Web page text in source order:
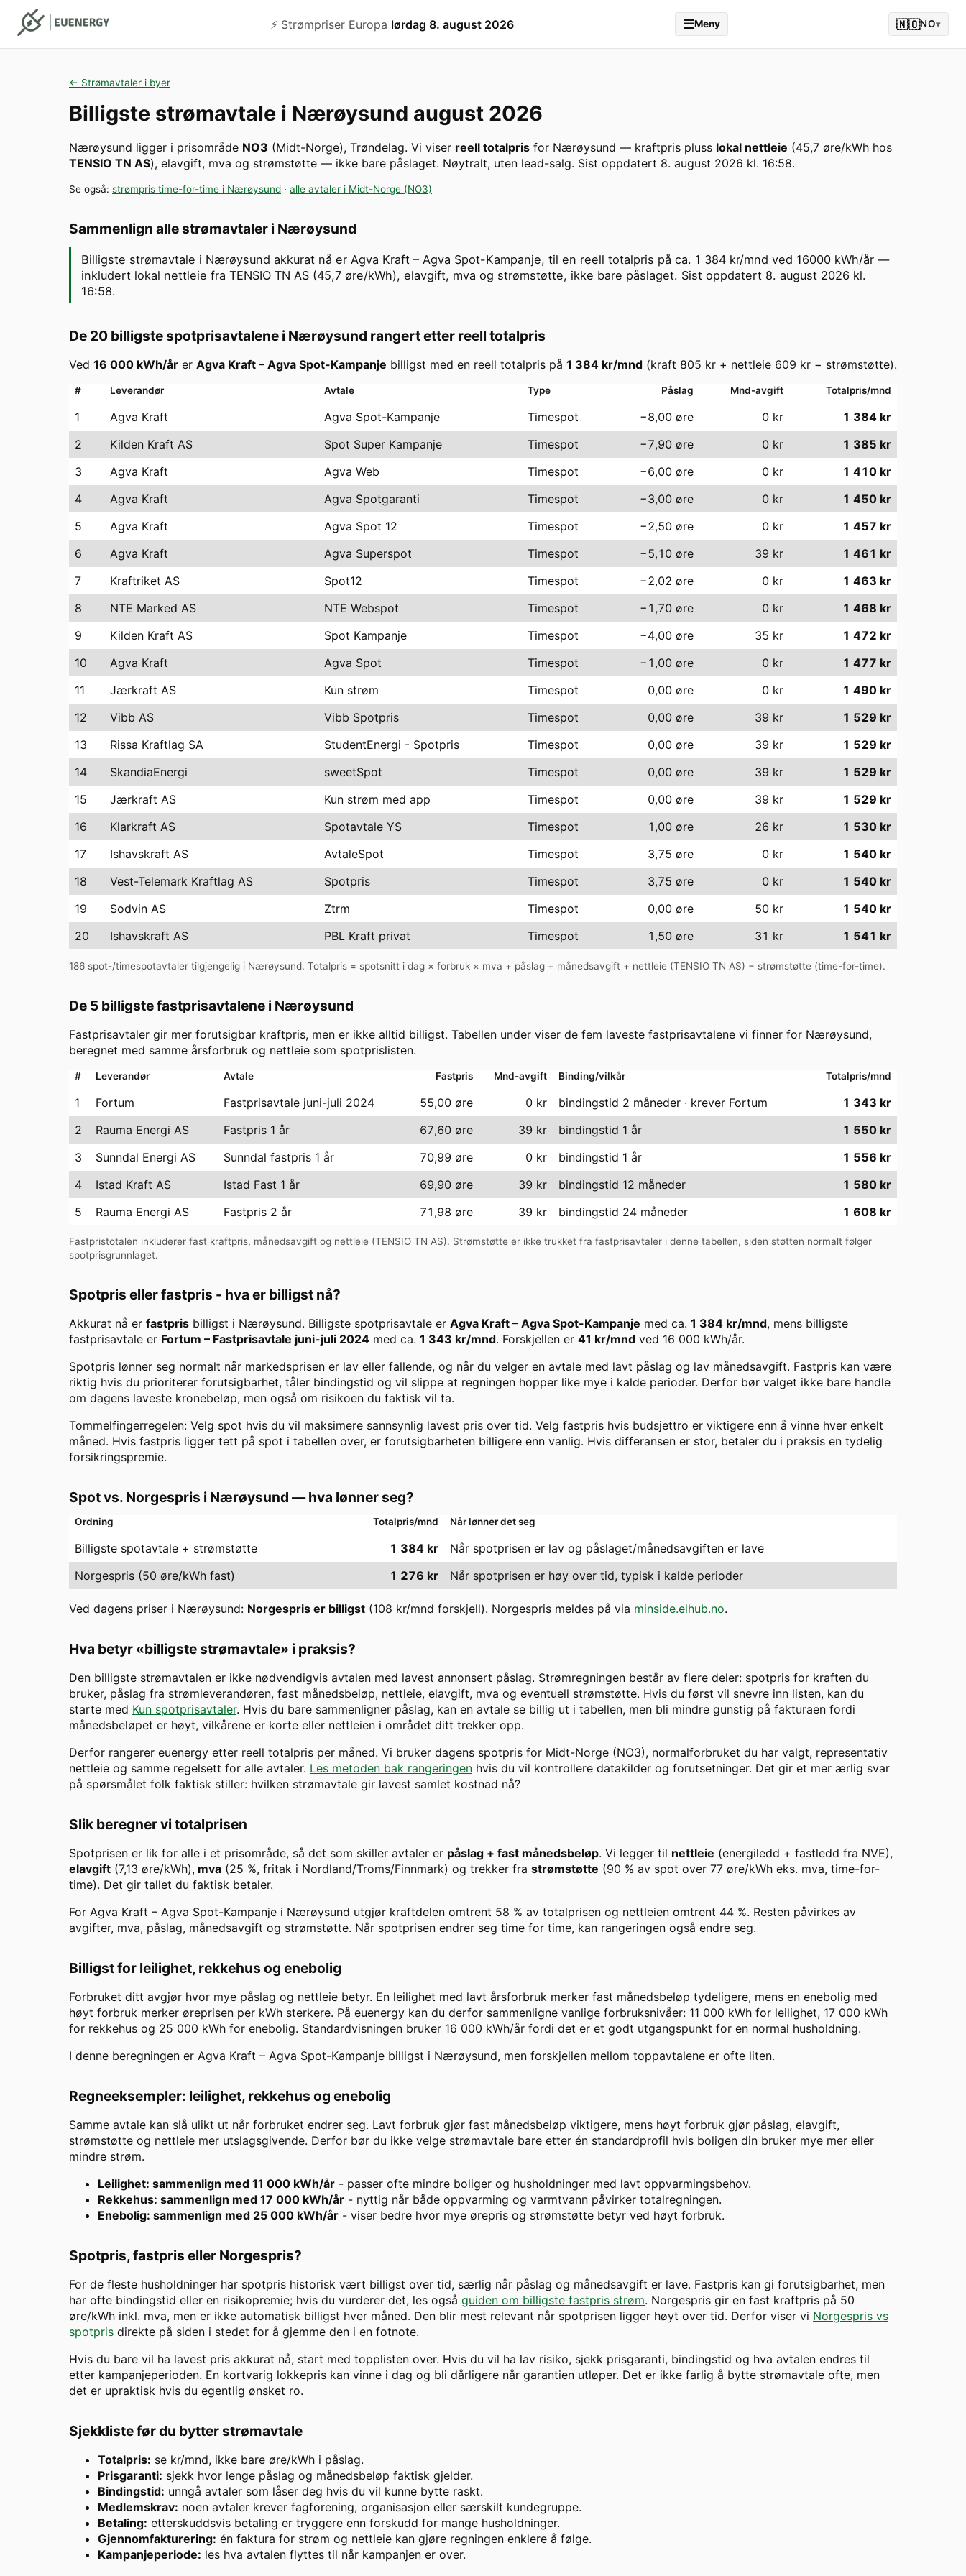
⚡️ Strømpriser Europa lørdag 8. august 2026 ☰Meny 🇳🇴NO▾
← Strømavtaler i byer
Billigste strømavtale i Nærøysund august 2026
Nærøysund ligger i prisområde NO3 (Midt-Norge), Trøndelag. Vi viser reell totalpris for Nærøysund — kraftpris pluss lokal nettleie (45,7 øre/kWh hos
TENSIO TN AS), elavgift, mva og strømstøtte — ikke bare påslaget. Nøytralt, uten lead-salg. Sist oppdatert 8. august 2026 kl. 16:58.
Se også: strømpris time-for-time i Nærøysund · alle avtaler i Midt-Norge (NO3)
Sammenlign alle strømavtaler i Nærøysund
Billigste strømavtale i Nærøysund akkurat nå er Agva Kraft – Agva Spot-Kampanje, til en reell totalpris på ca. 1 384 kr/mnd ved 16000 kWh/år —
inkludert lokal nettleie fra TENSIO TN AS (45,7 øre/kWh), elavgift, mva og strømstøtte, ikke bare påslaget. Sist oppdatert 8. august 2026 kl.
16:58.
De 20 billigste spotprisavtalene i Nærøysund rangert etter reell totalpris
Ved 16 000 kWh/år er Agva Kraft – Agva Spot-Kampanje billigst med en reell totalpris på 1 384 kr/mnd (kraft 805 kr + nettleie 609 kr − strømstøtte).
# Leverandør Avtale Type Påslag Mnd-avgift Totalpris/mnd
1 Agva Kraft Agva Spot-Kampanje Timespot −8,00 øre 0 kr 1 384 kr
2
Kilden Kraft AS Spot Super Kampanje Timespot −7,90 øre 0 kr 1 385 kr
3
Agva Kraft Agva Web Timespot −6,00 øre 0 kr 1 410 kr
4
Agva Kraft Agva Spotgaranti Timespot −3,00 øre 0 kr 1 450 kr
5
Agva Kraft Agva Spot 12 Timespot −2,50 øre 0 kr 1 457 kr
6
Agva Kraft Agva Superspot Timespot −5,10 øre 39 kr 1 461 kr
7
Kraftriket AS Spot12 Timespot −2,02 øre 0 kr 1 463 kr
8
NTE Marked AS NTE Webspot Timespot −1,70 øre 0 kr 1 468 kr
9
Kilden Kraft AS Spot Kampanje Timespot −4,00 øre 35 kr 1 472 kr
10
Agva Kraft Agva Spot Timespot −1,00 øre 0 kr 1 477 kr
11
Jærkraft AS Kun strøm Timespot 0,00 øre 0 kr 1 490 kr
12
Vibb AS Vibb Spotpris Timespot 0,00 øre 39 kr 1 529 kr
13
Rissa Kraftlag SA StudentEnergi - Spotpris Timespot 0,00 øre 39 kr 1 529 kr
14
SkandiaEnergi sweetSpot Timespot 0,00 øre 39 kr 1 529 kr
15
Jærkraft AS Kun strøm med app Timespot 0,00 øre 39 kr 1 529 kr
16
Klarkraft AS Spotavtale YS Timespot 1,00 øre 26 kr 1 530 kr
17
Ishavskraft AS AvtaleSpot Timespot 3,75 øre 0 kr 1 540 kr
18
Vest-Telemark Kraftlag AS Spotpris Timespot 3,75 øre 0 kr 1 540 kr
19
Sodvin AS Ztrm Timespot 0,00 øre 50 kr 1 540 kr
20
Ishavskraft AS PBL Kraft privat Timespot 1,50 øre 31 kr 1 541 kr
186 spot-/timespotavtaler tilgjengelig i Nærøysund. Totalpris = spotsnitt i dag × forbruk × mva + påslag + månedsavgift + nettleie (TENSIO TN AS) − strømstøtte (time-for-time).
De 5 billigste fastprisavtalene i Nærøysund
Fastprisavtaler gir mer forutsigbar kraftpris, men er ikke alltid billigst. Tabellen under viser de fem laveste fastprisavtalene vi finner for Nærøysund,
beregnet med samme årsforbruk og nettleie som spotprislisten.
# Leverandør Avtale Fastpris Mnd-avgift Binding/vilkår Totalpris/mnd
1 Fortum Fastprisavtale juni-juli 2024 55,00 øre 0 kr bindingstid 2 måneder · krever Fortum 1 343 kr
2
Rauma Energi AS Fastpris 1 år 67,60 øre 39 kr bindingstid 1 år 1 550 kr
3
Sunndal Energi AS Sunndal fastpris 1 år 70,99 øre 0 kr bindingstid 1 år 1 556 kr
4
Istad Kraft AS Istad Fast 1 år 69,90 øre 39 kr bindingstid 12 måneder 1 580 kr
5
Rauma Energi AS Fastpris 2 år 71,98 øre 39 kr bindingstid 24 måneder 1 608 kr
Fastpristotalen inkluderer fast kraftpris, månedsavgift og nettleie (TENSIO TN AS). Strømstøtte er ikke trukket fra fastprisavtaler i denne tabellen, siden støtten normalt følger
spotprisgrunnlaget.
Spotpris eller fastpris - hva er billigst nå?
Akkurat nå er fastpris billigst i Nærøysund. Billigste spotprisavtale er Agva Kraft – Agva Spot-Kampanje med ca. 1 384 kr/mnd, mens billigste
fastprisavtale er Fortum – Fastprisavtale juni-juli 2024 med ca. 1 343 kr/mnd. Forskjellen er 41 kr/mnd ved 16 000 kWh/år.
Spotpris lønner seg normalt når markedsprisen er lav eller fallende, og når du velger en avtale med lavt påslag og lav månedsavgift. Fastpris kan være
riktig hvis du prioriterer forutsigbarhet, tåler bindingstid og vil slippe at regningen hopper like mye i kalde perioder. Derfor bør valget ikke bare handle
om dagens laveste kronebeløp, men også om risikoen du faktisk vil ta.
Tommelfingerregelen: Velg spot hvis du vil maksimere sannsynlig lavest pris over tid. Velg fastpris hvis budsjettro er viktigere enn å vinne hver enkelt
måned. Hvis fastpris ligger tett på spot i tabellen over, er forutsigbarheten billigere enn vanlig. Hvis differansen er stor, betaler du i praksis en tydelig
forsikringspremie.
Spot vs. Norgespris i Nærøysund — hva lønner seg?
Ordning Totalpris/mnd Når lønner det seg
Billigste spotavtale + strømstøtte 1 384 kr
Når spotprisen er lav og påslaget/månedsavgiften er lave
Norgespris (50 øre/kWh fast)
1 276 kr Når spotprisen er høy over tid, typisk i kalde perioder
Ved dagens priser i Nærøysund: Norgespris er billigst (108 kr/mnd forskjell). Norgespris meldes på via minside.elhub.no.
Hva betyr «billigste strømavtale» i praksis?
Den billigste strømavtalen er ikke nødvendigvis avtalen med lavest annonsert påslag. Strømregningen består av flere deler: spotpris for kraften du
bruker, påslag fra strømleverandøren, fast månedsbeløp, nettleie, elavgift, mva og eventuell strømstøtte. Hvis du først vil snevre inn listen, kan du
starte med Kun spotprisavtaler. Hvis du bare sammenligner påslag, kan en avtale se billig ut i tabellen, men bli mindre gunstig på fakturaen fordi
månedsbeløpet er høyt, vilkårene er korte eller nettleien i området ditt trekker opp.
Derfor rangerer euenergy etter reell totalpris per måned. Vi bruker dagens spotpris for Midt-Norge (NO3), normalforbruket du har valgt, representativ
nettleie og samme regelsett for alle avtaler. Les metoden bak rangeringen hvis du vil kontrollere datakilder og forutsetninger. Det gir et mer ærlig svar
på spørsmålet folk faktisk stiller: hvilken strømavtale gir lavest samlet kostnad nå?
Slik beregner vi totalprisen
Spotprisen er lik for alle i et prisområde, så det som skiller avtaler er påslag + fast månedsbeløp. Vi legger til nettleie (energiledd + fastledd fra NVE),
elavgift (7,13 øre/kWh), mva (25 %, fritak i Nordland/Troms/Finnmark) og trekker fra strømstøtte (90 % av spot over 77 øre/kWh eks. mva, time-for-
time). Det gir tallet du faktisk betaler.
For Agva Kraft – Agva Spot-Kampanje i Nærøysund utgjør kraftdelen omtrent 58 % av totalprisen og nettleien omtrent 44 %. Resten påvirkes av
avgifter, mva, påslag, månedsavgift og strømstøtte. Når spotprisen endrer seg time for time, kan rangeringen også endre seg.
Billigst for leilighet, rekkehus og enebolig
Forbruket ditt avgjør hvor mye påslag og nettleie betyr. En leilighet med lavt årsforbruk merker fast månedsbeløp tydeligere, mens en enebolig med
høyt forbruk merker øreprisen per kWh sterkere. På euenergy kan du derfor sammenligne vanlige forbruksnivåer: 11 000 kWh for leilighet, 17 000 kWh
for rekkehus og 25 000 kWh for enebolig. Standardvisningen bruker 16 000 kWh/år fordi det er et godt utgangspunkt for en normal husholdning.
I denne beregningen er Agva Kraft – Agva Spot-Kampanje billigst i Nærøysund, men forskjellen mellom toppavtalene er ofte liten.
Regneeksempler: leilighet, rekkehus og enebolig
Samme avtale kan slå ulikt ut når forbruket endrer seg. Lavt forbruk gjør fast månedsbeløp viktigere, mens høyt forbruk gjør påslag, elavgift,
strømstøtte og nettleie mer utslagsgivende. Derfor bør du ikke velge strømavtale bare etter én standardprofil hvis boligen din bruker mye mer eller
mindre strøm.
Leilighet: sammenlign med 11 000 kWh/år - passer ofte mindre boliger og husholdninger med lavt oppvarmingsbehov.
Rekkehus: sammenlign med 17 000 kWh/år - nyttig når både oppvarming og varmtvann påvirker totalregningen.
Enebolig: sammenlign med 25 000 kWh/år - viser bedre hvor mye ørepris og strømstøtte betyr ved høyt forbruk.
Spotpris, fastpris eller Norgespris?
For de fleste husholdninger har spotpris historisk vært billigst over tid, særlig når påslag og månedsavgift er lave. Fastpris kan gi forutsigbarhet, men
har ofte bindingstid eller en risikopremie; hvis du vurderer det, les også guiden om billigste fastpris strøm. Norgespris gir en fast kraftpris på 50
øre/kWh inkl. mva, men er ikke automatisk billigst hver måned. Den blir mest relevant når spotprisen ligger høyt over tid. Derfor viser vi Norgespris vs
spotpris direkte på siden i stedet for å gjemme den i en fotnote.
Hvis du bare vil ha lavest pris akkurat nå, start med topplisten over. Hvis du vil ha lav risiko, sjekk prisgaranti, bindingstid og hva avtalen endres til
etter kampanjeperioden. En kortvarig lokkepris kan vinne i dag og bli dårligere når garantien utløper. Det er ikke farlig å bytte strømavtale ofte, men
det er upraktisk hvis du egentlig ønsket ro.
Sjekkliste før du bytter strømavtale
Totalpris: se kr/mnd, ikke bare øre/kWh i påslag.
Prisgaranti: sjekk hvor lenge påslag og månedsbeløp faktisk gjelder.
Bindingstid: unngå avtaler som låser deg hvis du vil kunne bytte raskt.
Medlemskrav: noen avtaler krever fagforening, organisasjon eller særskilt kundegruppe.
Betaling: etterskuddsvis betaling er tryggere enn forskudd for mange husholdninger.
Gjennomfakturering: én faktura for strøm og nettleie kan gjøre regningen enklere å følge.
Kampanjeperiode: les hva avtalen flyttes til når kampanjen er over.